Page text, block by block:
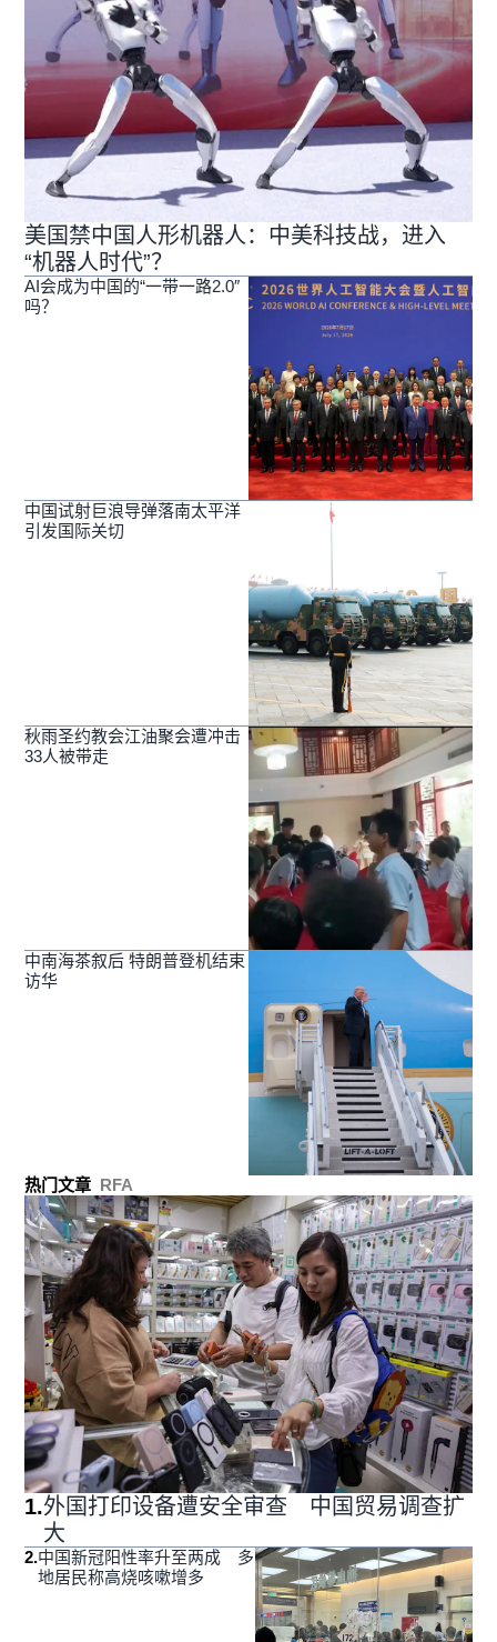
美国禁中国人形机器人：中美科技战，进入
“机器人时代”？
AI会成为中国的“一带一路2.0″
吗？
中国试射巨浪导弹落南太平洋
引发国际关切
秋雨圣约教会江油聚会遭冲击
33人被带走
中南海茶叙后 特朗普登机结束
访华
热门文章 RFA
1.外国打印设备遭安全审查 中国贸易调查扩
大
2.中国新冠阳性率升至两成 多
地居民称高烧咳嗽增多